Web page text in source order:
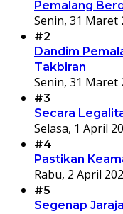
Pemalang
Senin, 31 Maret
#2
Dandim
Takbiran
Senin, 31 Maret
#3
Secara
Selasa, 1 April
#4
Pastikan
Rabu, 2 April
#5
Segenap